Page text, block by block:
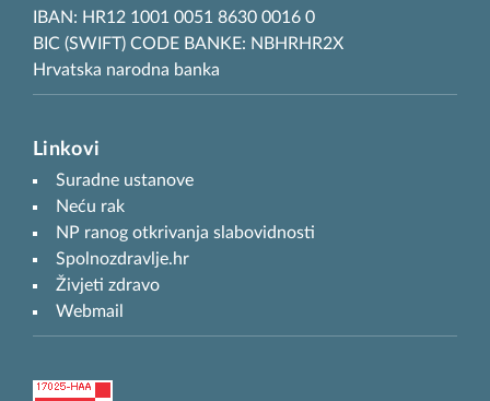
IBAN: HR12 1001 0051 8630 0016 0
BIC (SWIFT) CODE BANKE: NBHRHR2X
Hrvatska narodna banka
Linkovi
Suradne ustanove
Neću rak
NP ranog otkrivanja slabovidnosti
Spolnozdravlje.hr
Živjeti zdravo
Webmail